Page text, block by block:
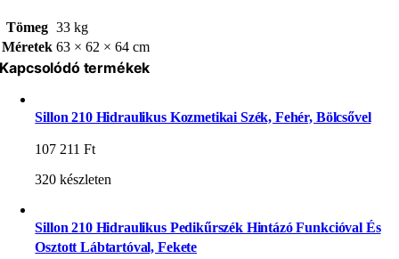
Tömeg 33 kg
Méretek 63 × 62 × 64 cm
Kapcsolódó termékek
Sillon 210 Hidraulikus Kozmetikai Szék, Fehér, Bölcsővel
107 211Ft
320 készleten
Sillon 210 Hidraulikus Pedikűrszék Hintázó Funkcióval És
Osztott Lábtartóval, Fekete